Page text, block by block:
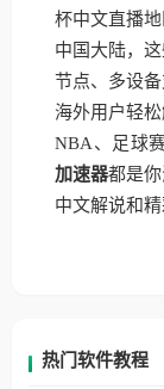
杯中文直播
中国大陆，
节点、多设
海外用户轻
NBA、足球
加速器都是
中文解说和精
热门软件教程